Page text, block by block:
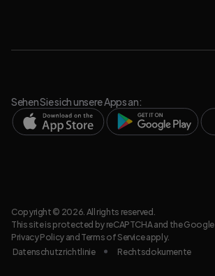
Sehen Sie sich unsere Apps an:
Copyright © 2026. All rights reserved.
This site is protected by reCAPTCHA and the Google
Privacy Policyand Terms of Serviceapply.
Datenschutzrichtlinie
Rechtsdokumente